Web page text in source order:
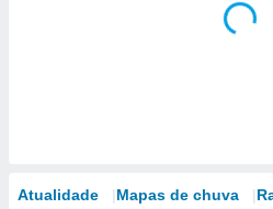
Atualidade Mapas de chuva